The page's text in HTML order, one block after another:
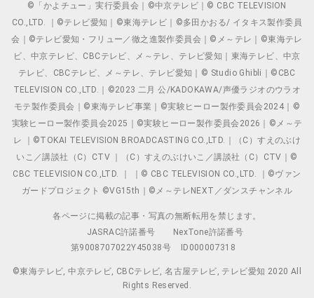
©「かよチュー」実行委員会｜©中京テレビ｜© CBC TELEVISION
CO.,LTD. ｜©テレビ愛知｜©東海テレビ｜©多田かおる/ イタキス製作委員
会｜©テレビ愛知・フリュー／徹之進製作委員会｜©メ～テレ｜©東海テレ
ビ、中京テレビ、CBCテレビ、メ～テレ、テレビ愛知｜東海テレビ、中京
テレビ、CBCテレビ、メ～テレ、テレビ愛知｜© Studio Ghibli｜©CBC
TELEVISION CO.,LTD.｜©2023 二月 公/KADOKAWA/声優ラジオのウラオ
モテ製作委員会｜©東海テレビ事業｜©実験ヒーロー製作委員会2024｜©
実験ヒーロー製作委員会2025｜©実験ヒーロー製作委員会2026｜©メ～テ
レ ｜©TOKAI TELEVISION BROADCASTING CO.,LTD.｜（C）すえのぶけ
いこ／講談社（C）CTV ｜（C）すえのぶけいこ／講談社（C）CTV｜©
CBC TELEVISION CO.,LTD. ｜ ｜© CBC TELEVISION CO.,LTD. ｜©ヴァン
ガードプロジェクト ©VG15th｜©メ～テレNEXT／ダンスチャンネル
各ページに掲載の記事・写真の無断転用を禁じます。
JASRAC許諾番号
NexTone許諾番号
第9008707022Y45038号
ID000007318
©東海テレビ, 中京テレビ, CBCテレビ, 名古屋テレビ, テレビ愛知 2020 All
Rights Reserved.